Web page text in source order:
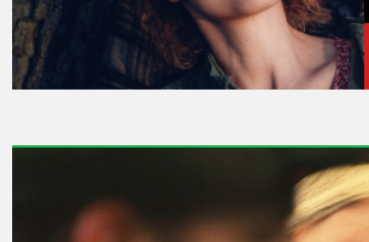
HBO
Max
Showtime